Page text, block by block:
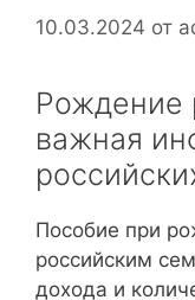
10.03.2024 от
Рождение
важная
Пособие при
российским
дохода и